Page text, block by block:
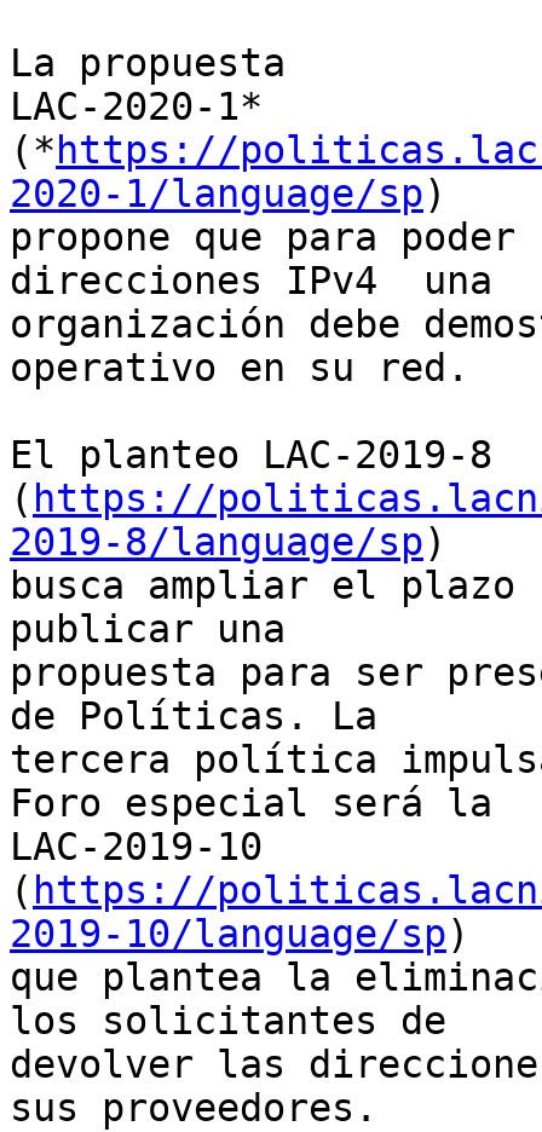
La propuesta
LAC-2020-1*
(* https://
2020-1/language/sp)
propone que para
direcciones IPv4  una
organización debe
operativo en su red.
El planteo LAC-2019-8
( https://
2019-8/language/sp)
busca ampliar el plazo
publicar una
propuesta para ser
de Políticas. La
tercera política
Foro especial será la
LAC-2019-10
( https://
2019-10/language/sp)
que plantea la
los solicitantes de
devolver las
sus proveedores.